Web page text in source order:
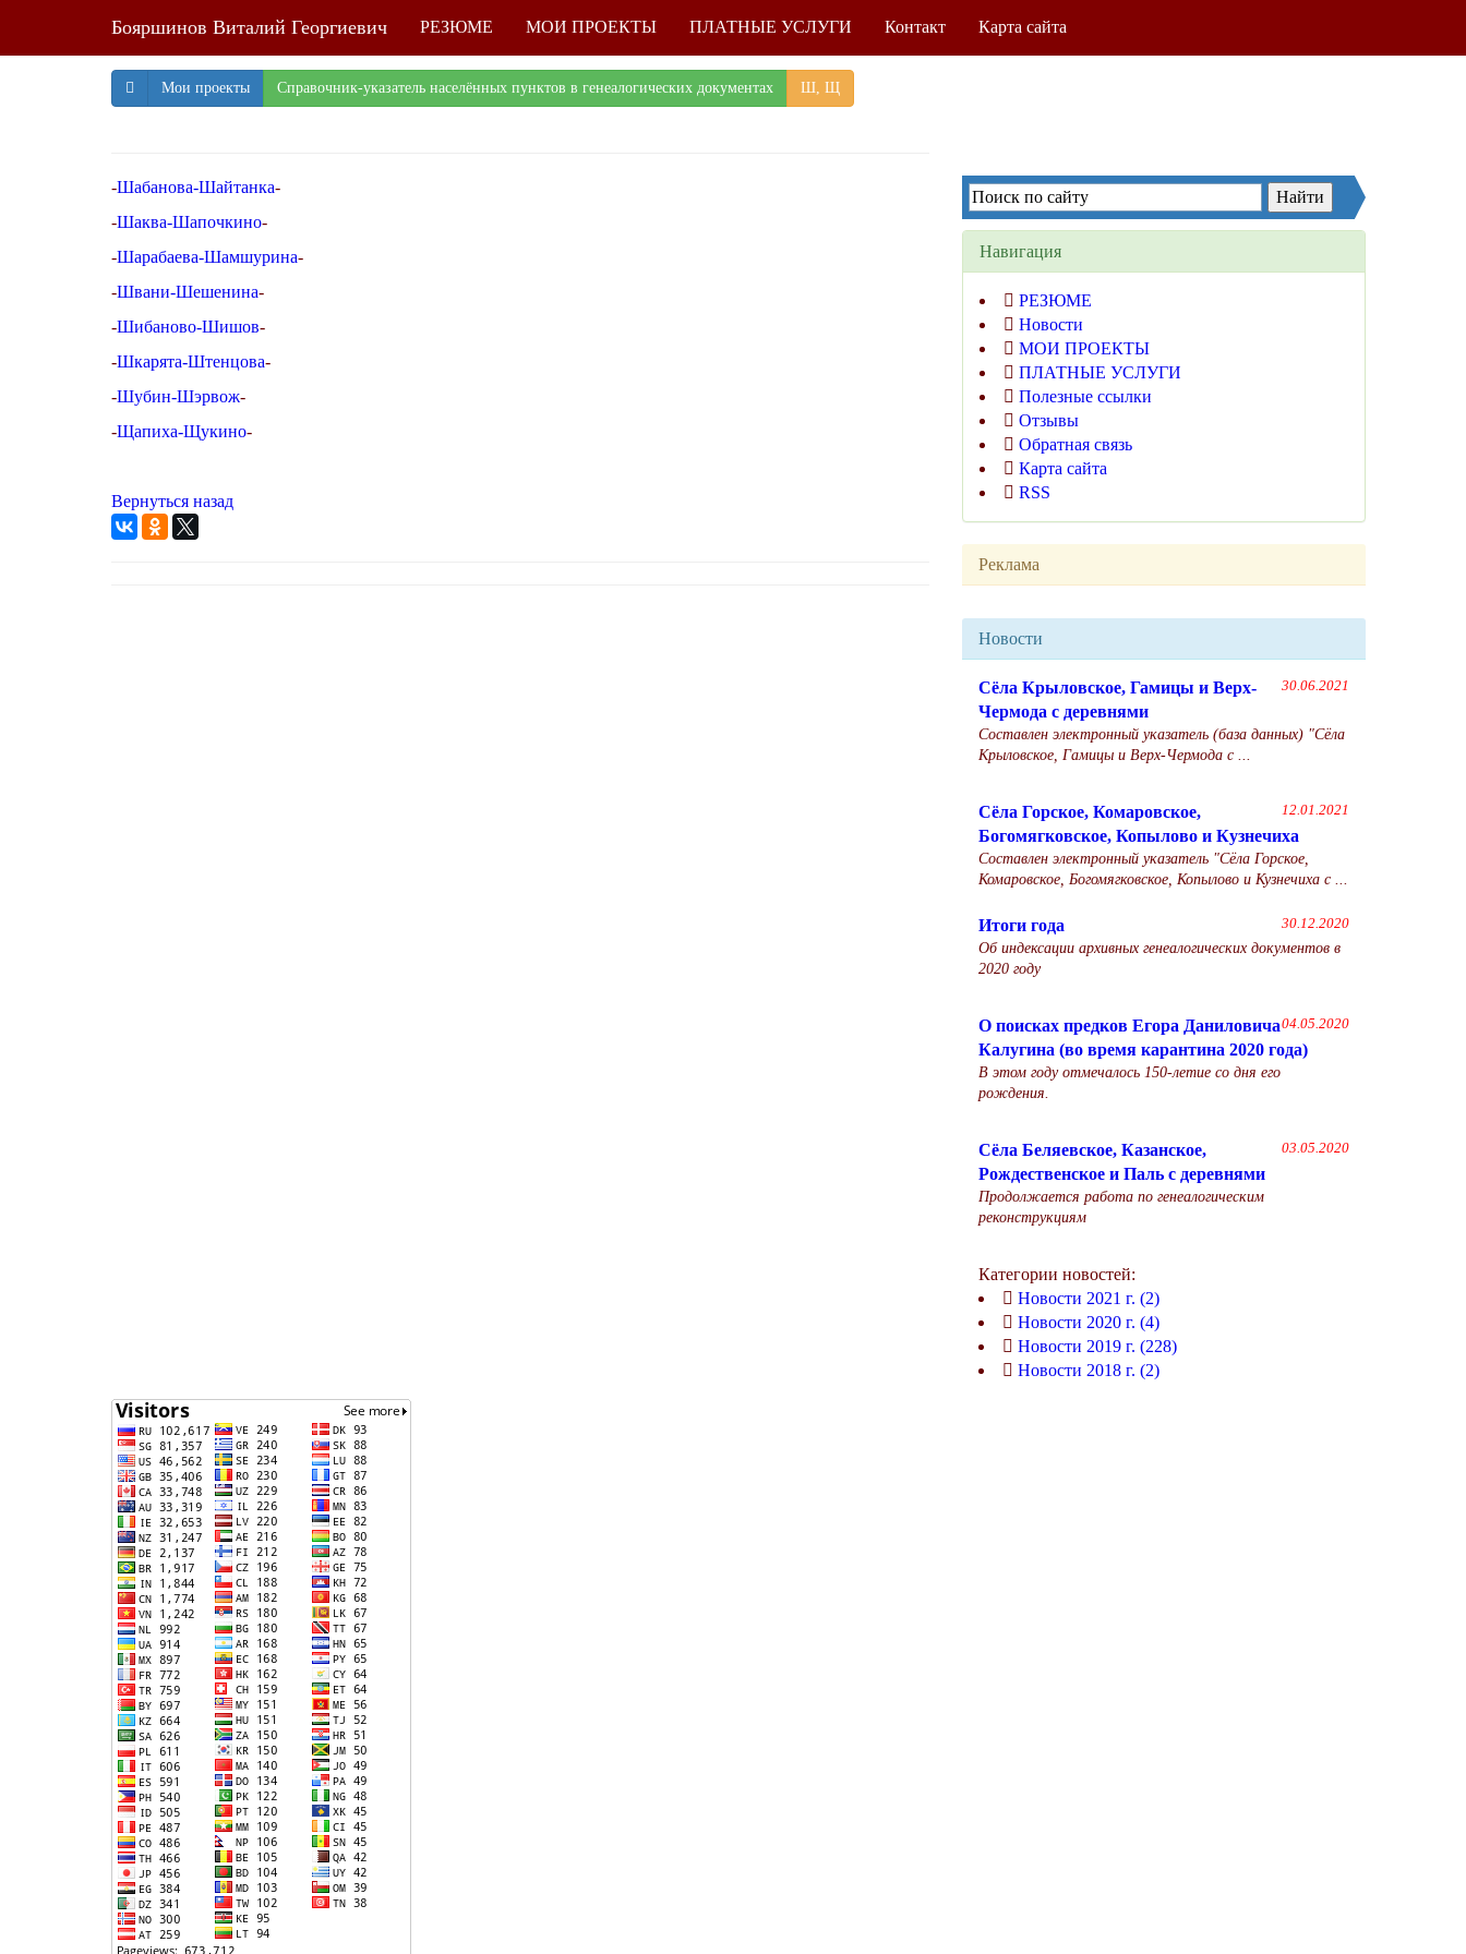
Бояршинов Виталий Георгиевич РЕЗЮМЕ МОИ ПРОЕКТЫ ПЛАТНЫЕ УСЛУГИ Контакт Карта сайта
Мои проекты Справочник-указатель населённых пунктов в генеалогических документах Ш, Щ
-Шабанова-Шайтанка-
-Шаква-Шапочкино-
-Шарабаева-Шамшурина-
-Швани-Шешенина-
-Шибаново-Шишов-
-Шкарята-Штенцова-
-Шубин-Шэрвож-
-Щапиха-Щукино-
Вернуться назад
Навигация
РЕЗЮМЕ
Новости
МОИ ПРОЕКТЫ
ПЛАТНЫЕ УСЛУГИ
Полезные ссылки
Отзывы
Обратная связь
Карта сайта
RSS
Реклама
Новости
30.06.2021
Сёла Крыловское, Гамицы и Верх-
Чермода с деревнями
Составлен электронный указатель (база данных) "Сёла
Крыловское, Гамицы и Верх-Чермода с ...
12.01.2021
Сёла Горское, Комаровское,
Богомягковское, Копылово и Кузнечиха
Составлен электронный указатель "Сёла Горское,
Комаровское, Богомягковское, Копылово и Кузнечиха с ...
30.12.2020
Итоги года
Об индексации архивных генеалогических документов в
2020 году
04.05.2020
О поисках предков Егора Даниловича
Калугина (во время карантина 2020 года)
В этом году отмечалось 150-летие со дня его
рождения.
03.05.2020
Сёла Беляевское, Казанское,
Рождественское и Паль с деревнями
Продолжается работа по генеалогическим
реконструкциям
Категории новостей:
Новости 2021 г. (2)
Новости 2020 г. (4)
Новости 2019 г. (228)
Новости 2018 г. (2)